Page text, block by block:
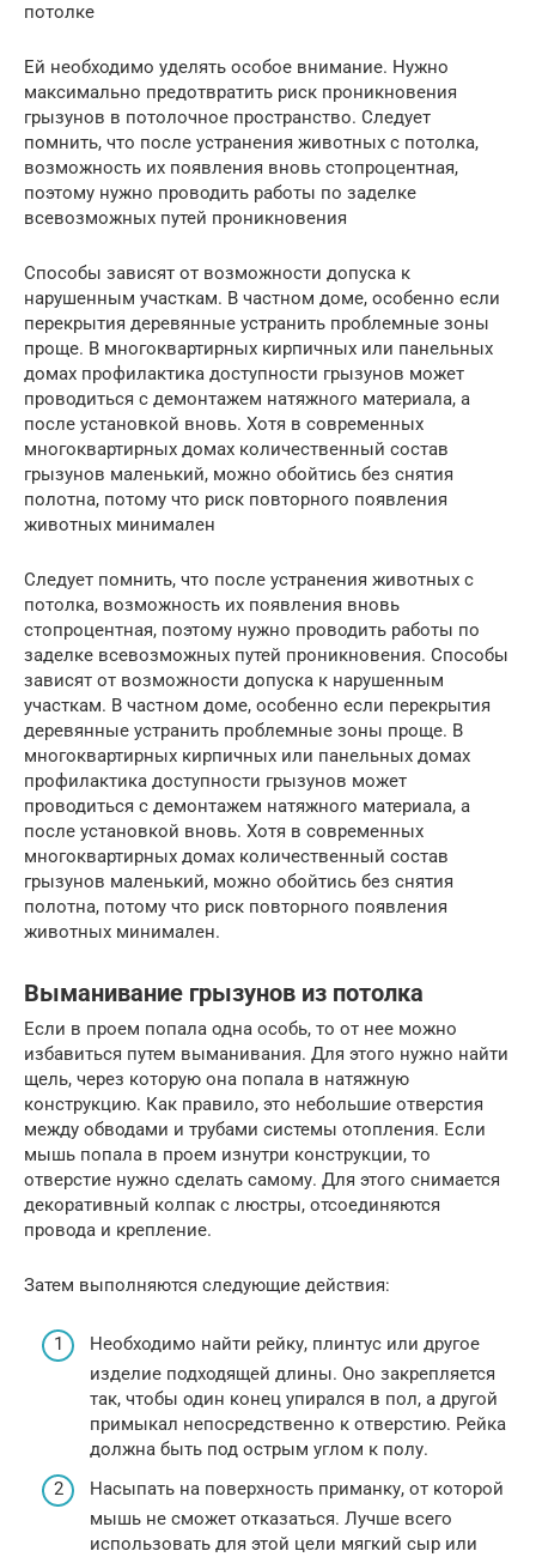
потолке
Ей необходимо уделять особое внимание. Нужно
максимально предотвратить риск проникновения
грызунов в потолочное пространство. Следует
помнить, что после устранения животных с потолка,
возможность их появления вновь стопроцентная,
поэтому нужно проводить работы по заделке
всевозможных путей проникновения
Способы зависят от возможности допуска к
нарушенным участкам. В частном доме, особенно если
перекрытия деревянные устранить проблемные зоны
проще. В многоквартирных кирпичных или панельных
домах профилактика доступности грызунов может
проводиться с демонтажем натяжного материала, а
после установкой вновь. Хотя в современных
многоквартирных домах количественный состав
грызунов маленький, можно обойтись без снятия
полотна, потому что риск повторного появления
животных минимален
Следует помнить, что после устранения животных с
потолка, возможность их появления вновь
стопроцентная, поэтому нужно проводить работы по
заделке всевозможных путей проникновения. Способы
зависят от возможности допуска к нарушенным
участкам. В частном доме, особенно если перекрытия
деревянные устранить проблемные зоны проще. В
многоквартирных кирпичных или панельных домах
профилактика доступности грызунов может
проводиться с демонтажем натяжного материала, а
после установкой вновь. Хотя в современных
многоквартирных домах количественный состав
грызунов маленький, можно обойтись без снятия
полотна, потому что риск повторного появления
животных минимален.
Выманивание грызунов из потолка
Если в проем попала одна особь, то от нее можно
избавиться путем выманивания. Для этого нужно найти
щель, через которую она попала в натяжную
конструкцию. Как правило, это небольшие отверстия
между обводами и трубами системы отопления. Если
мышь попала в проем изнутри конструкции, то
отверстие нужно сделать самому. Для этого снимается
декоративный колпак с люстры, отсоединяются
провода и крепление.
Затем выполняются следующие действия:
Необходимо найти рейку, плинтус или другое
изделие подходящей длины. Оно закрепляется
так, чтобы один конец упирался в пол, а другой
примыкал непосредственно к отверстию. Рейка
должна быть под острым углом к полу.
Насыпать на поверхность приманку, от которой
мышь не сможет отказаться. Лучше всего
использовать для этой цели мягкий сыр или